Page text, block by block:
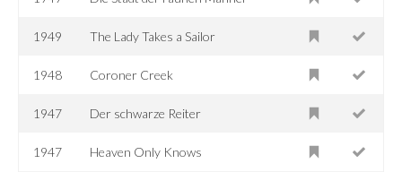
1949 The Lady Takes a Sailor
1948 Coroner Creek
1947 Der schwarze Reiter
1947 Heaven Only Knows